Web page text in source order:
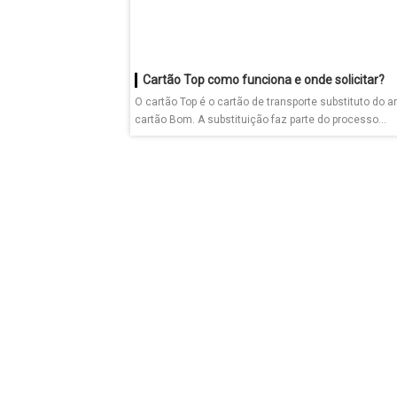
Cartão Top como funciona e onde solicitar?
O cartão Top é o cartão de transporte substituto do
cartão Bom. A substituição faz parte do processo...